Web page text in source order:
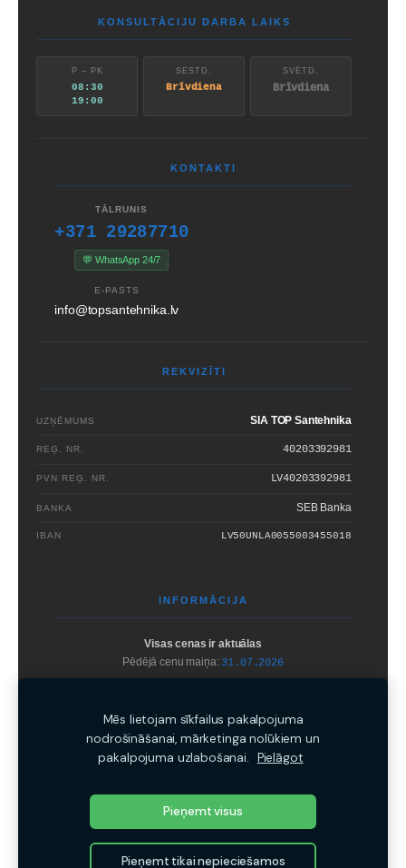
KONSULTĀCIJU DARBA LAIKS
P – PK
08:30
19:00
SESTD.
Brīvdiena
SVĒTD.
Brīvdiena
KONTAKTI
TĀLRUNIS
+371 29287710
💬 WhatsApp 24/7
E-PASTS
info@topsantehnika.lv
REKVIZĪTI
UZŅĒMUMS SIA TOP Santehnika
REĢ. NR. 40203392981
PVN REĢ. NR. LV40203392981
BANKA SEB Banka
IBAN LV50UNLA0055003455018
INFORMĀCIJA
Visas cenas ir aktuālas
Pēdējā cenu maiņa: 31.07.2026
Mēs lietojam sīkfailus pakalpojuma
nodrošināšanai, mārketinga nolūkiem un
pakalpojuma uzlabošanai. Pielāgot
Pieņemt visus
Pieņemt tikai nepieciešamos